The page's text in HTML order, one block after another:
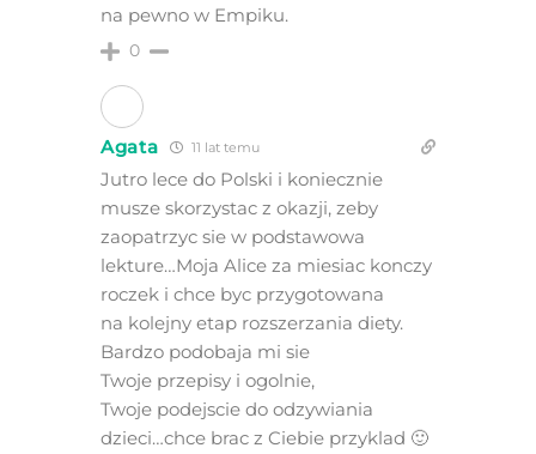
na pewno w Empiku.
0
Agata 11 lat temu
Jutro lece do Polski i koniecznie
musze skorzystac z okazji, zeby
zaopatrzyc sie w podstawowa
lekture…Moja Alice za miesiac konczy
roczek i chce byc przygotowana
na kolejny etap rozszerzania diety.
Bardzo podobaja mi sie
Twoje przepisy i ogolnie,
Twoje podejscie do odzywiania
dzieci…chce brac z Ciebie przyklad 🙂